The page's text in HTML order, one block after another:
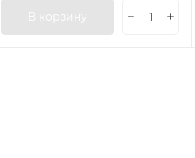
В корзину